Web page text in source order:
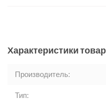
Характеристики
Производитель:
Тип: